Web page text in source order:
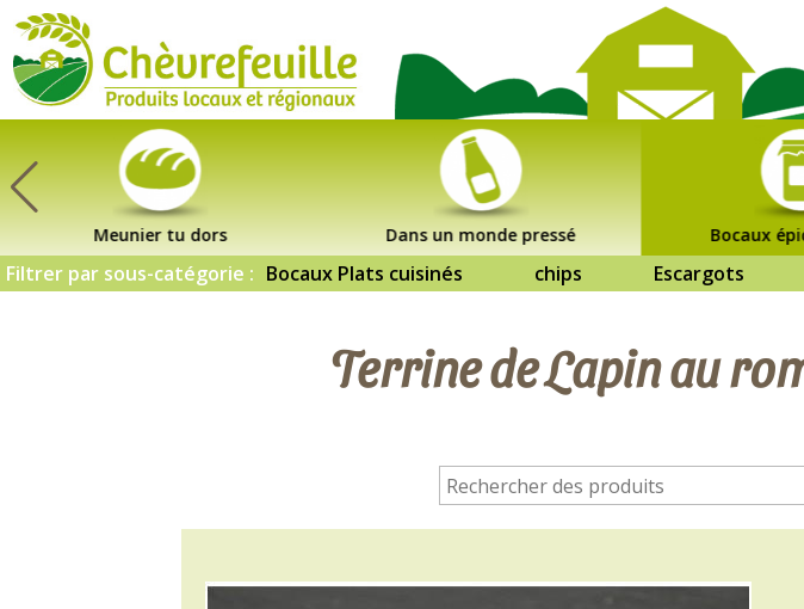
Meunier tu dors Dans un monde pressé Bocaux
Filtrer par sous-catégorie : Bocaux Plats cuisinés chips Escargots
Terrine de Lapin au